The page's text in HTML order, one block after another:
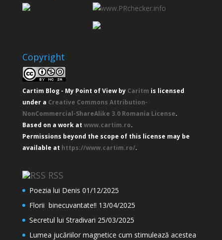
Copyright
Cartim Blog - My Point of Viewby Caritm is licensed
under a Creative Commons Attribution-
NonCommercial-ShareAlike 3.0 Romania License.
Based on a work at www.cartim.ro.
Permissions beyond the scope of this license may be
available at https://www.cartim.ro/.
RSS
Poezia lui Denis 01/12/2025
Florii binecuvantate!! 13/04/2025
Secretul lui Stradivari 25/03/2025
Lumea jucăriilor magnetice cum stimulează acestea